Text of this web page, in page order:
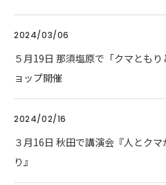
2024/03/06
５月19日 那須塩原で「クマとも
ョップ開催
2024/02/16
３月16日 秋田で講演会『人とク
り』